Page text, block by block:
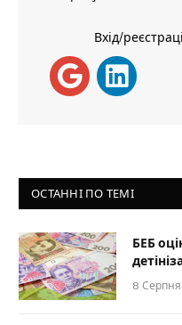
Вхід/
ОСТАННІ ПО ТЕМІ
БЕБ
8